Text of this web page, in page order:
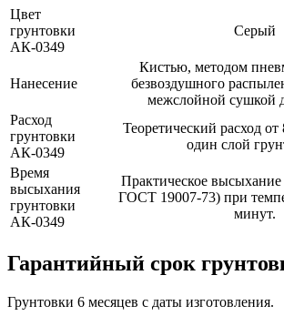
Цвет
грунтовки
АК-0349
Серый
Нанесение
Кистью, методом
безвоздушного
межслойной сушкой
Расход
грунтовки
АК-0349
Теоретический расход от
один слой
Время
высыхания
грунтовки
АК-0349
Практическое
ГОСТ 19007-73) при
минут.
Гарантийный срок
Грунтовки 6 месяцев с даты изготовления.